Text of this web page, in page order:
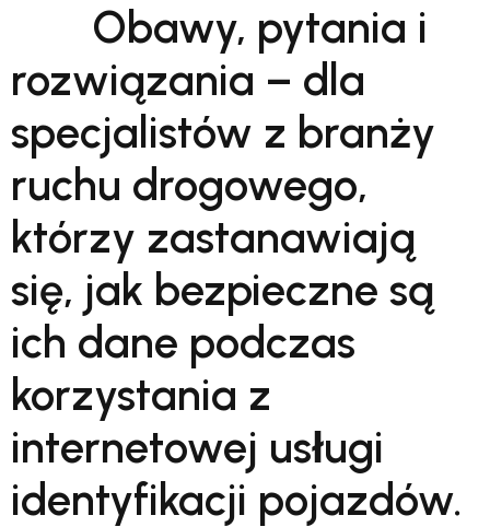
Obawy, pytania i
rozwiązania – dla
specjalistów z branży
ruchu drogowego,
którzy zastanawiają
się, jak bezpieczne są
ich dane podczas
korzystania z
internetowej usługi
identyfikacji pojazdów.